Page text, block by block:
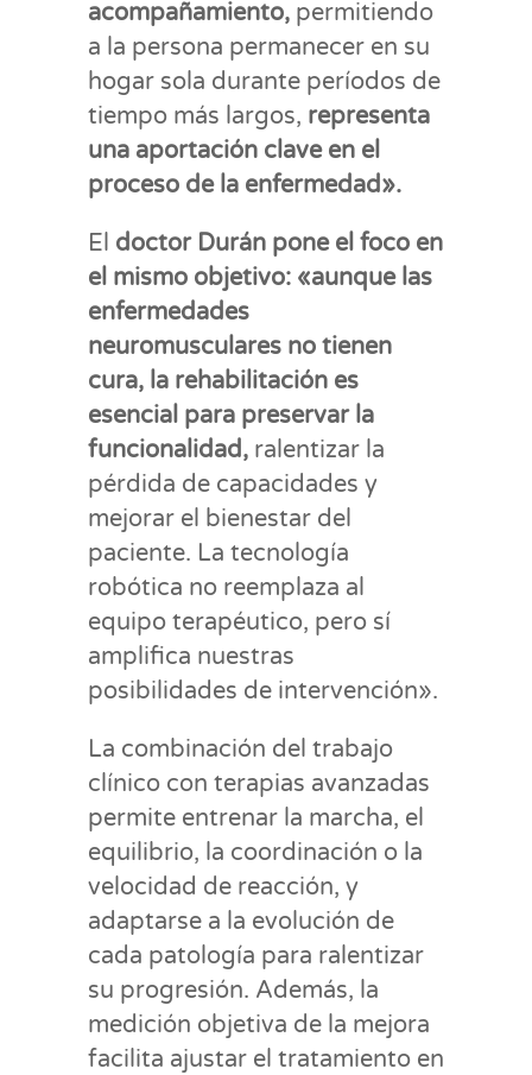
acompañamiento, permitiendo
a la persona permanecer en su
hogar sola durante períodos de
tiempo más largos, representa
una aportación clave en el
proceso de la enfermedad».
El doctor Durán pone el foco en
el mismo objetivo: «aunque las
enfermedades
neuromusculares no tienen
cura, la rehabilitación es
esencial para preservar la
funcionalidad, ralentizar la
pérdida de capacidades y
mejorar el bienestar del
paciente. La tecnología
robótica no reemplaza al
equipo terapéutico, pero sí
amplifica nuestras
posibilidades de intervención».
La combinación del trabajo
clínico con terapias avanzadas
permite entrenar la marcha, el
equilibrio, la coordinación o la
velocidad de reacción, y
adaptarse a la evolución de
cada patología para ralentizar
su progresión. Además, la
medición objetiva de la mejora
facilita ajustar el tratamiento en